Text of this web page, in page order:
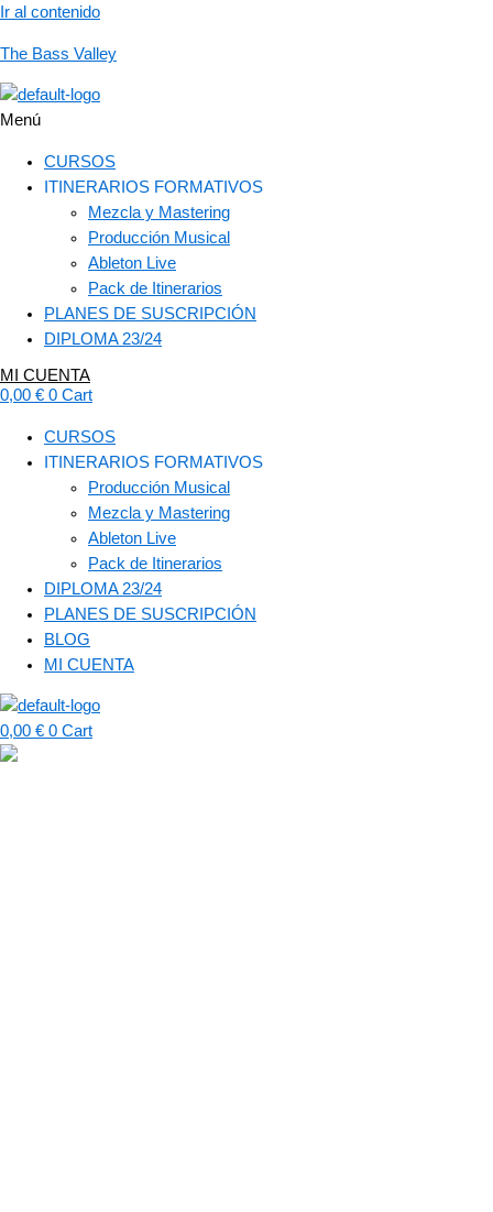
Ir al contenido
The Bass Valley
Menú
CURSOS
ITINERARIOS FORMATIVOS
Mezcla y Mastering
Producción Musical
Ableton Live
Pack de Itinerarios
PLANES DE SUSCRIPCIÓN
DIPLOMA 23/24
MI CUENTA
0,00 € 0 Cart
CURSOS
ITINERARIOS FORMATIVOS
Producción Musical
Mezcla y Mastering
Ableton Live
Pack de Itinerarios
DIPLOMA 23/24
PLANES DE SUSCRIPCIÓN
BLOG
MI CUENTA
0,00 € 0 Cart